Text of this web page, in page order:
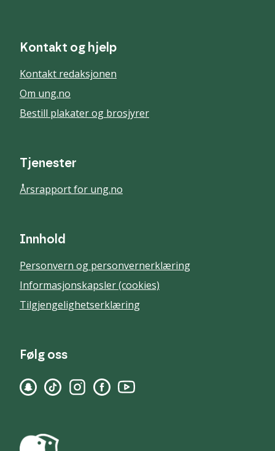
Kontakt og hjelp
Kontakt redaksjonen
Om ung.no
Bestill plakater og brosjyrer
Tjenester
Årsrapport for ung.no
Innhold
Personvern og personvernerklæring
Informasjonskapsler (cookies)
Tilgjengelighetserklæring
Følg oss